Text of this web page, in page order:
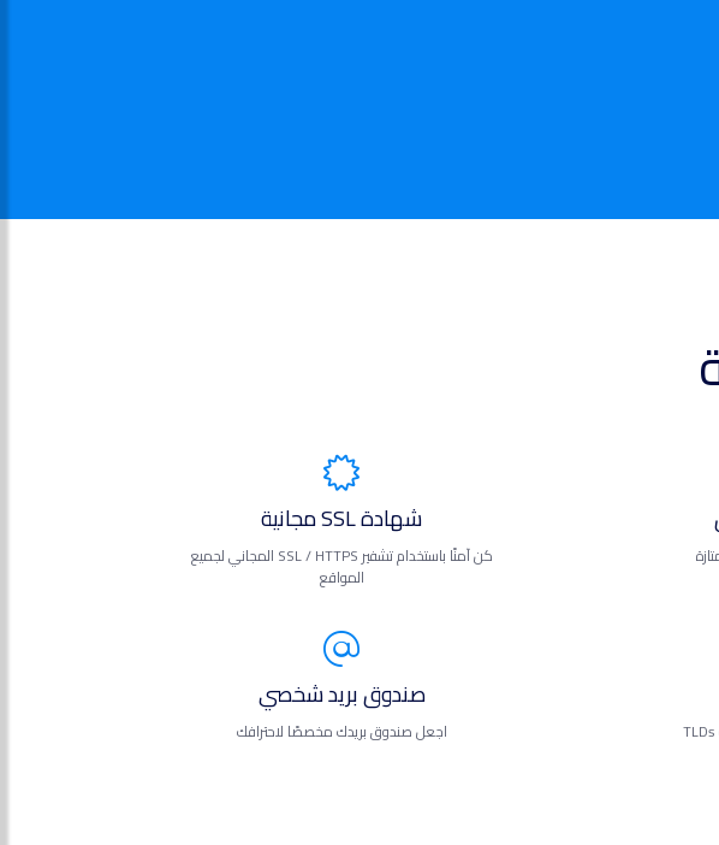
شهادة SSL مجانية
كن آمنًا باستخدام تشفير SSL / HTTPS المجاني لجميع
المواقع
صندوق بريد شخصي
اجعل صندوق بريدك مخصصًا لاحترافك